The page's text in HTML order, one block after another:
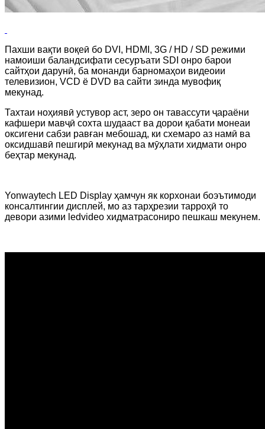
Пахши вақти воқеӣ бо DVI, HDMI, 3G / HD / SD режими
намоиши баландсифати сесуръати SDI онро барои
сайтҳои дарунӣ, ба монанди барномаҳои видеоии
телевизион, VCD ё DVD ва сайти зинда мувофиқ
мекунад.
Тахтаи ноҳиявӣ устувор аст, зеро он тавассути ҷараёни
кафшери мавҷӣ сохта шудааст ва дорои қабати монеаи
оксигени сабзи равған мебошад, ки схемаро аз намӣ ва
оксидшавӣ пешгирӣ мекунад ва мӯҳлати хидмати онро
беҳтар мекунад.
Yonwaytech LED Display ҳамчун як корхонаи боэътимоди
консалтингии дисплей, мо аз тарҳрезии тарроҳӣ то
девори азими ledvideo хидматрасониро пешкаш мекунем.